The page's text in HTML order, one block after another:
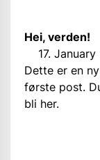
Hei, verden!
17.
Dette er en
første post.
bli her.